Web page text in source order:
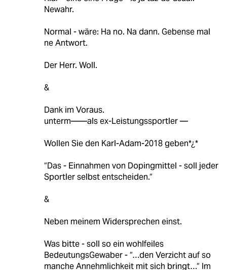
Newahr.
Normal - wäre: Ha no. Na dann. Gebense mal
ne Antwort.
Der Herr. Woll.
&
Dank im Voraus.
unterm——als ex-Leistungssportler —
Wollen Sie den Karl-Adam-2018 geben*¿*
“Das - Einnahmen von Dopingmittel - soll jeder
Sportler selbst entscheiden.“
&
Neben meinem Widersprechen einst.
Was bitte - soll so ein wohlfeiles
BedeutungsGewaber - “…den Verzicht auf so
manche Annehmlichkeit mit sich bringt…“ Im